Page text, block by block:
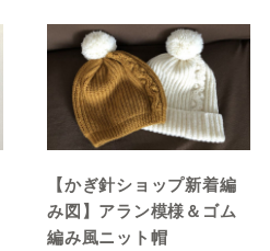
【かぎ針ショップ新着編
み図】アラン模様＆ゴム
編み風ニット帽